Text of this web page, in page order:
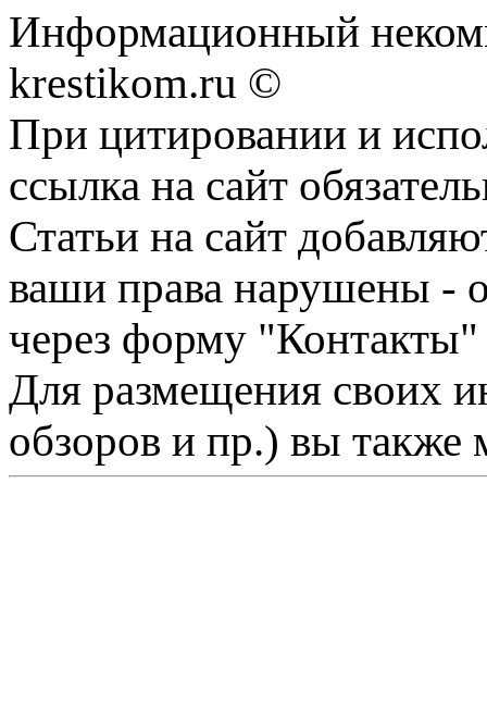
Информационный
krestikom.ru ©
При цитировании и
ссылка на сайт
Статьи на сайт
ваши права нарушены -
через форму "Контакты"
Для размещения своих
обзоров и пр.) вы также